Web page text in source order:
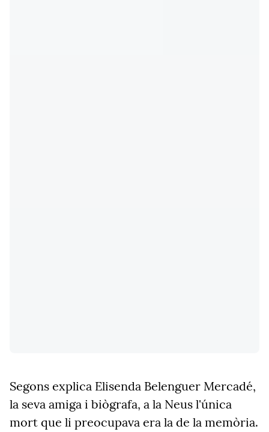
Segons explica Elisenda Belenguer Mercadé,
la seva amiga i biògrafa, a la Neus l'única
mort que li preocupava era la de la memòria.